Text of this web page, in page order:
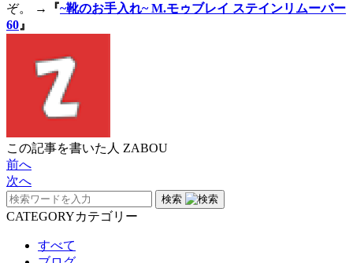
ぞ。
→『~靴のお手入れ~ M.モゥブレイ ステインリムーバー
60 』
この記事を書いた人 ZABOU
前へ
次へ
検索
CATEGORYカテゴリー
すべて